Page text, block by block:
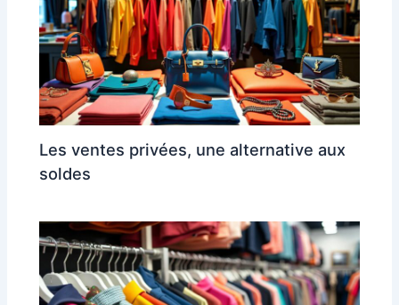
Les ventes privées, une alternative aux
soldes